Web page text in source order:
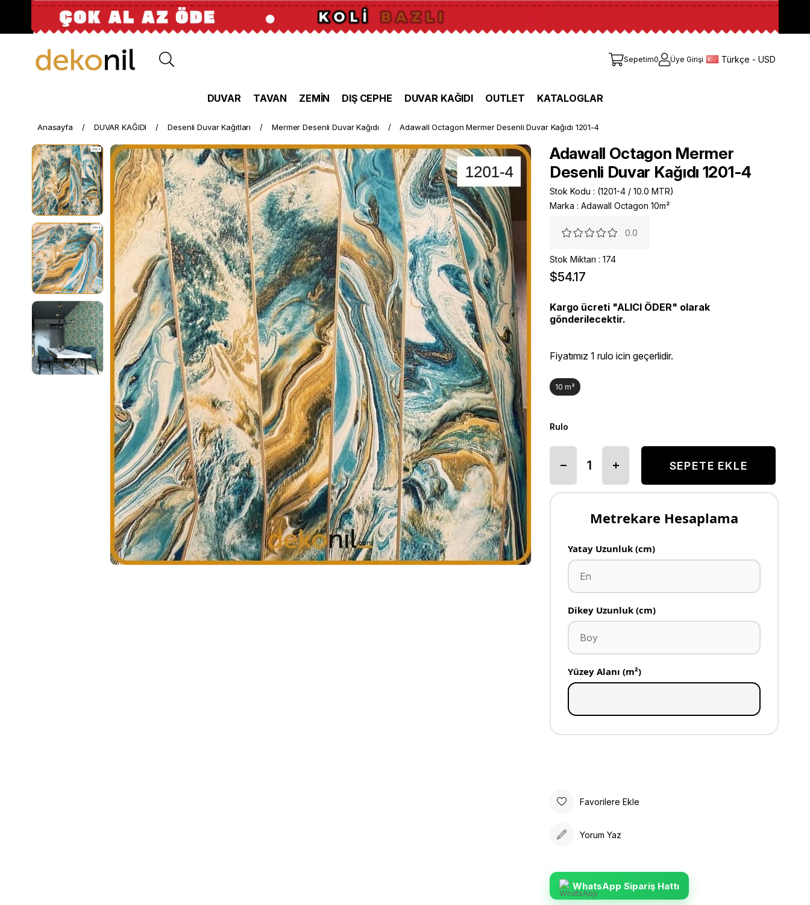
Sepetim0 Üye Girişi Türkçe - USD
DUVAR TAVAN ZEMİN DIŞ CEPHE DUVAR KAĞIDI OUTLET KATALOGLAR
Anasayfa DUVAR KAĞIDI Desenli Duvar Kağıtları Mermer Desenli Duvar Kağıdı Adawall Octagon Mermer Desenli Duvar Kağıdı 1201-4
Adawall Octagon Mermer
Desenli Duvar Kağıdı 1201-4
Stok Kodu
(1201-4 / 10.0 MTR)
Marka : Adawall Octagon 10m²
0.0
Stok Miktarı : 174
$54.17
Kargo ücreti "ALICI ÖDER" olarak
gönderilecektir.
Fiyatımız 1 rulo icin geçerlidir.
10 m²
Rulo
Metrekare Hesaplama
Yatay Uzunluk (cm)
Dikey Uzunluk (cm)
Yüzey Alanı (m²)
Favorilere Ekle
Yorum Yaz
WhatsApp Sipariş Hattı